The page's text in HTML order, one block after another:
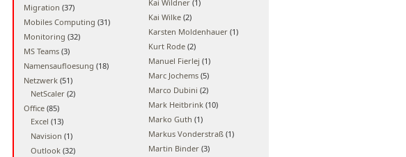
Migration (37)
Mobiles Computing (31)
Monitoring (32)
MS Teams (3)
Namensaufloesung (18)
Netzwerk (51)
NetScaler (2)
Office (85)
Excel (13)
Navision (1)
Outlook (32)
Kai Wildner (1)
Kai Wilke (2)
Karsten Moldenhauer (1)
Kurt Rode (2)
Manuel Fierlej (1)
Marc Jochems (5)
Marco Dubini (2)
Mark Heitbrink (10)
Marko Guth (1)
Markus Vonderstraß (1)
Martin Binder (3)